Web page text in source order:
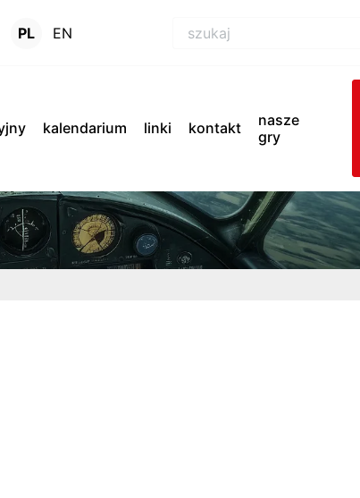
PL EN
kalendarium linki kontakt
nasze
gry